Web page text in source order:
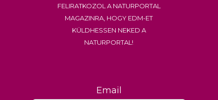
feliratkozol a Naturportal
Magazinra, hogy EDM-et
küldhessen neked a
Naturportal!
Email